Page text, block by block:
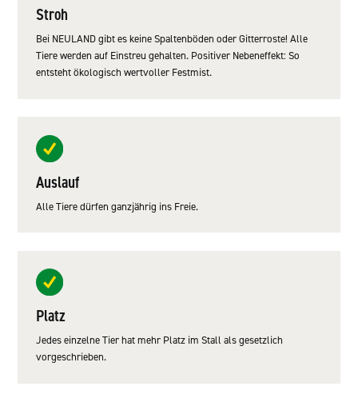
Stroh
Bei NEULAND gibt es keine Spaltenböden oder Gitterroste! Alle
Tiere werden auf Einstreu gehalten. Positiver Nebeneffekt: So
entsteht ökologisch wertvoller Festmist.
Auslauf
Alle Tiere dürfen ganzjährig ins Freie.
Platz
Jedes einzelne Tier hat mehr Platz im Stall als gesetzlich
vorgeschrieben.